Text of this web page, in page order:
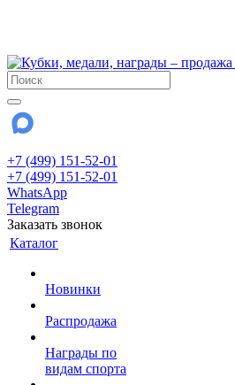
+7 (499) 151-52-01
+7 (499) 151-52-01
WhatsApp
Telegram
Заказать звонок
Каталог
Новинки
Распродажа
Награды по
видам спорта